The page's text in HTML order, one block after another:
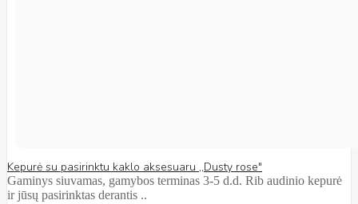
Kepurė su pasirinktu kaklo aksesuaru ,,Dusty rose"
Gaminys siuvamas, gamybos terminas 3-5 d.d. Rib audinio kepurė
ir jūsų pasirinktas derantis ..